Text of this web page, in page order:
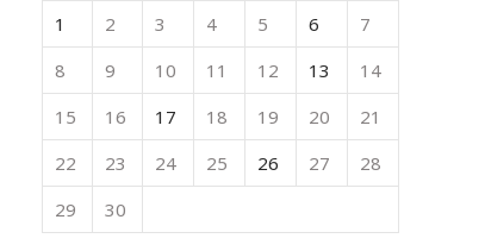
1
2 3 4 5 6
7
8
9 10 11 12 13
14
15
16 17 18 19 20
21
22
23 24 25 26 27
28
29
30